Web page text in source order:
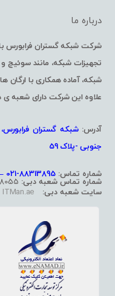
درباره ما
شرکت شبکه گستران فرابورس
شبکه، آماده همکاری با
علاوه این شرکت دارای شعبه ی
آدرس:شبکه گستران
جنوبی -پلاک 59
شماره تماس: 88313895-021 – 88344258 -021 – 88867568-021
شماره تماس شعبه دبی:
سایت شعبه دبی: ITMan.ae